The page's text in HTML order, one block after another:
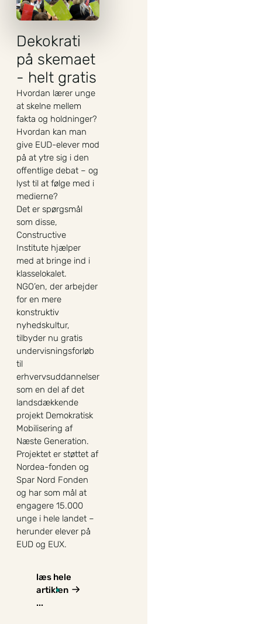
Dekokrati
på skemaet
- helt gratis
Hvordan lærer unge
at skelne mellem
fakta og holdninger?
Hvordan kan man
give EUD-elever mod
på at ytre sig i den
offentlige debat – og
lyst til at følge med i
medierne?
Det er spørgsmål
som disse,
Constructive
Institute hjælper
med at bringe ind i
klasselokalet.
NGO’en, der arbejder
for en mere
konstruktiv
nyhedskultur,
tilbyder nu gratis
undervisningsforløb
til
erhvervsuddannelser
som en del af det
landsdækkende
projekt Demokratisk
Mobilisering af
Næste Generation.
Projektet er støttet af
Nordea-fonden og
Spar Nord Fonden
og har som mål at
engagere 15.000
unge i hele landet –
herunder elever på
EUD og EUX.
læs hele
artiklen
...